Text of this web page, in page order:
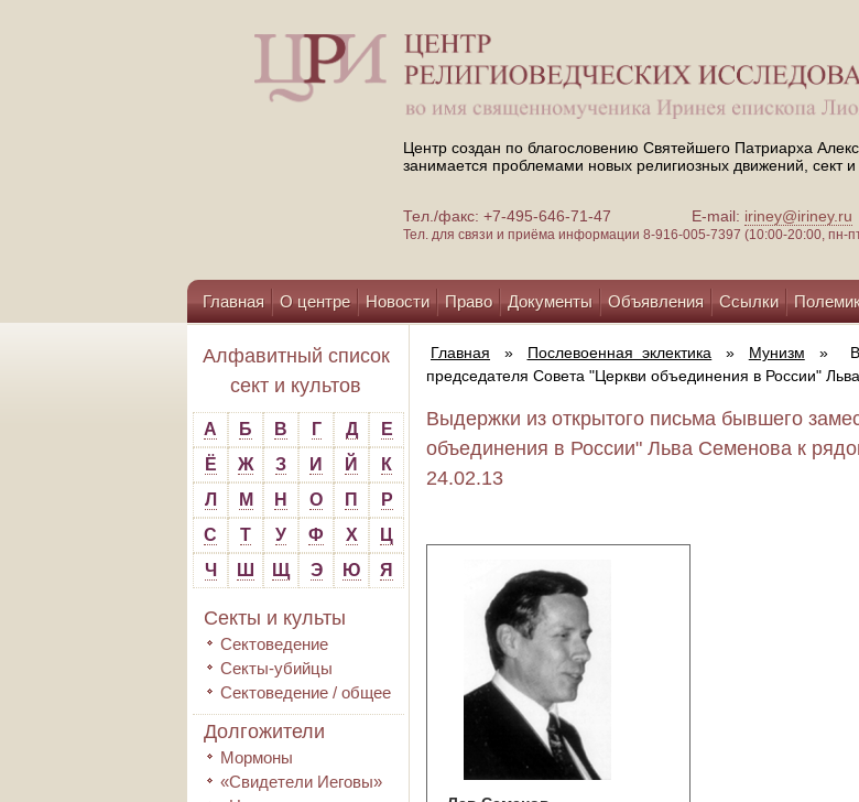
Центр создан по благословению Святейшего Патриарха
занимается проблемами новых религиозных движений, сект и
Тел./факс: +7-495-646-71-47 E-mail: iriney@iriney.ru
Тел. для связи и приёма информации 8-916-005-7397 (10:00-20:00, пн-
Главная О центре Новости Право Документы Объявления Ссылки
Помощь центру
Алфавитный список
сект и культов
А Б В Г Д
Е
Ё
Ж З И Й
К
Л
М Н О П
Р
С
Т У Ф Х
Ц
Ч
Ш Щ Э Ю Я
Секты и культы
Сектоведение
Секты-убийцы
Сектоведение / общее
Долгожители
Мормоны
«Свидетели Иеговы»
Главная » Послевоенная эклектика » Мунизм »
председателя Совета "Церкви объединения в России"
Выдержки из открытого письма бывшего
объединения в России" Льва Семенова к
24.02.13